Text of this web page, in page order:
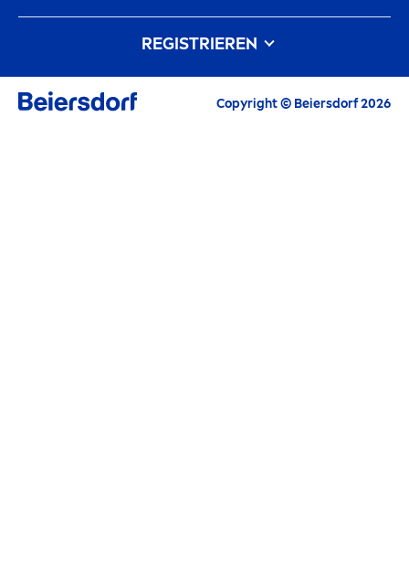
Markenhistorie
Karriere bei Beiersdorf
Unsere Philosophie
Kontakt
REGISTRIEREN
Alle aktuellen Highlights, Pflegetipps,Copyright © Beiersdorf 2026